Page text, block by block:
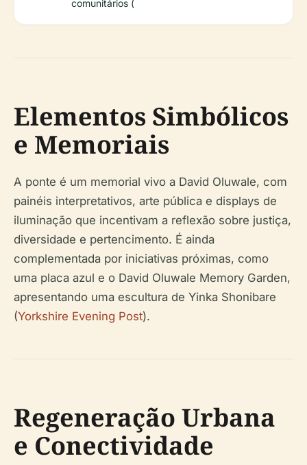
comunitários (
Elementos Simbólicos
e Memoriais
A ponte é um memorial vivo a David Oluwale, com
painéis interpretativos, arte pública e displays de
iluminação que incentivam a reflexão sobre justiça,
diversidade e pertencimento. É ainda
complementada por iniciativas próximas, como
uma placa azul e o David Oluwale Memory Garden,
apresentando uma escultura de Yinka Shonibare
(Yorkshire Evening Post).
Regeneração Urbana
e Conectividade